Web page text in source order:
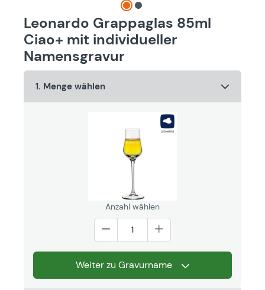
Leonardo Grappaglas 85ml
Ciao+ mit individueller
Namensgravur
1. Menge wählen
Anzahl wählen
Weiter zu Gravurname